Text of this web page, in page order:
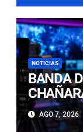
NOTICIAS
BANDA
AGO 7, 2026